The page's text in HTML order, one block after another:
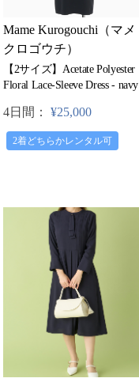
Mame Kurogouchi（マメ
クロゴウチ）
【2サイズ】Acetate Polyester
Floral Lace-Sleeve Dress - navy
4日間： ¥25,000
2着どちらかレンタル可